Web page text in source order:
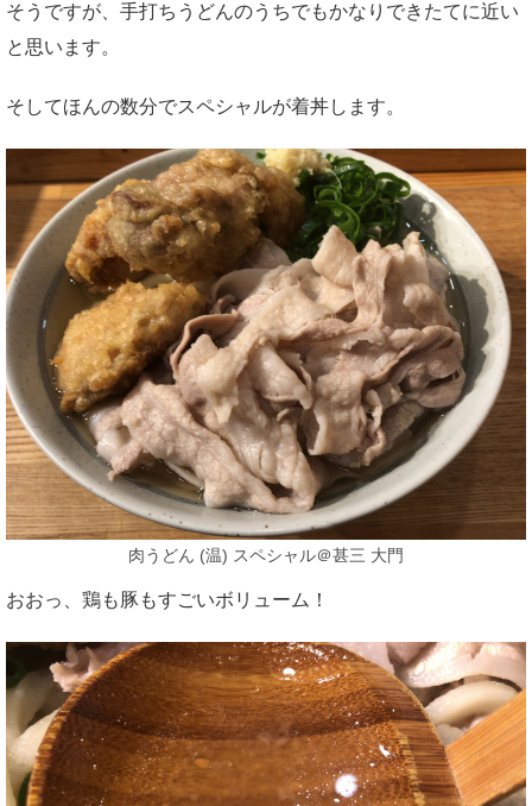
そうですが、手打ちうどんのうちでもかなりできたてに近い
と思います。
そしてほんの数分でスペシャルが着丼します。
肉うどん (温) スペシャル＠甚三 大門
おおっ、鶏も豚もすごいボリューム！